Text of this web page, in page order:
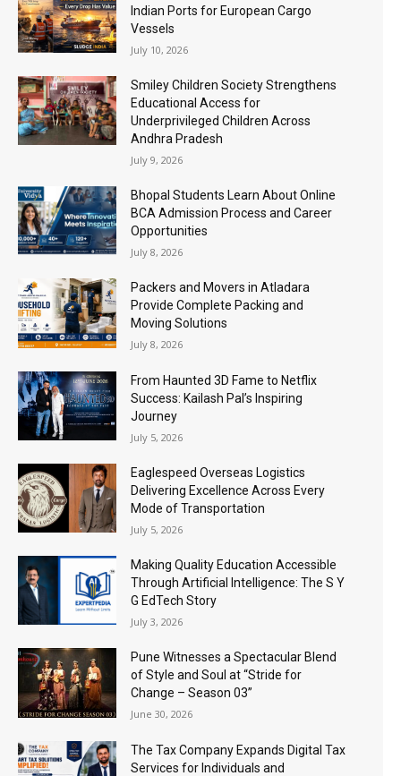
Indian Ports for European Cargo
Vessels
July 10, 2026
Smiley Children Society Strengthens
Educational Access for
Underprivileged Children Across
Andhra Pradesh
July 9, 2026
Bhopal Students Learn About Online
BCA Admission Process and Career
Opportunities
July 8, 2026
Packers and Movers in Atladara
Provide Complete Packing and
Moving Solutions
July 8, 2026
From Haunted 3D Fame to Netflix
Success: Kailash Pal’s Inspiring
Journey
July 5, 2026
Eaglespeed Overseas Logistics
Delivering Excellence Across Every
Mode of Transportation
July 5, 2026
Making Quality Education Accessible
Through Artificial Intelligence: The S Y
G EdTech Story
July 3, 2026
Pune Witnesses a Spectacular Blend
of Style and Soul at “Stride for
Change – Season 03”
June 30, 2026
The Tax Company Expands Digital Tax
Services for Individuals and